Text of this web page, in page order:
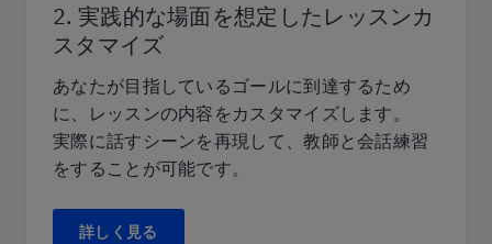
2. 実践的な場面を想定したレッスンカ
スタマイズ
あなたが目指しているゴールに到達するため
に、レッスンの内容をカスタマイズします。
実際に話すシーンを再現して、教師と会話練習
をすることが可能です。
詳しく見る